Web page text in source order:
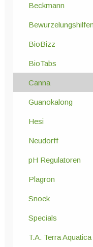
Beckmann
Bewurzelungshilfen
BioBizz
BioTabs
Canna
Guanokalong
Hesi
Neudorff
pH Regulatoren
Plagron
Snoek
Specials
T.A. Terra Aquatica